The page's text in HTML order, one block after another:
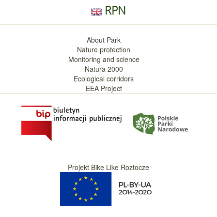
RPN
About Park
Nature protection
Monitoring and science
Natura 2000
Ecological corridors
EEA Project
Projekt Bike Like Roztocze